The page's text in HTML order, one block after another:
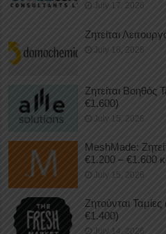
July 17, 2026
Ζητείται
July 16, 2026
Ζητείται Βοηθός
€1.600)
July 15, 2026
MeshMade:
€1.200 – €1.600
July 15, 2026
Ζητούνται
€1.400)
July 14, 2026